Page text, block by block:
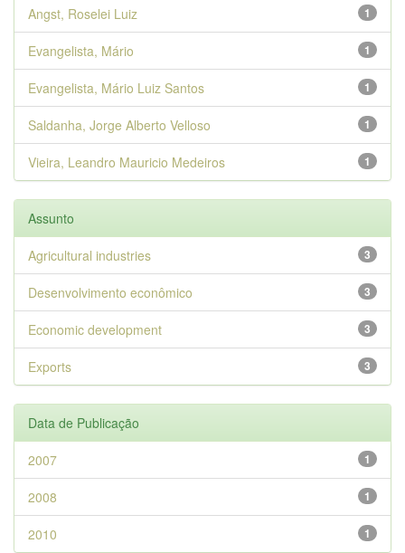
1
Angst, Roselei Luiz
1
Evangelista, Mário
1
Evangelista, Mário Luiz Santos
1
Saldanha, Jorge Alberto Velloso
1
Vieira, Leandro Mauricio Medeiros
Assunto
3
Agricultural industries
3
Desenvolvimento econômico
3
Economic development
3
Exports
Data de Publicação
1
2007
1
2008
1
2010